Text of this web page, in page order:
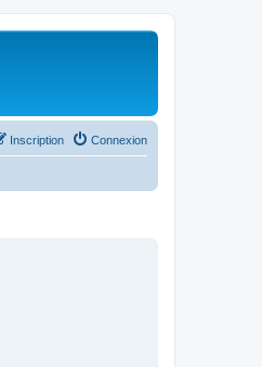
Connexion
Inscription